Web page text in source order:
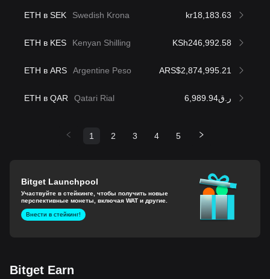
ETH в SEK Swedish Krona kr18,183.63
ETH в KES Kenyan Shilling KSh246,992.58
ETH в ARS Argentine Peso ARS$2,874,995.21
ETH в QAR Qatari Rial ر.ق6,989.94
1 2 3 4 5
Bitget Launchpool
Участвуйте в стейкинге, чтобы получить новые
перспективные монеты, включая WAT и другие.
Внести в стейкинг!
Bitget Earn